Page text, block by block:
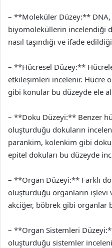
– **Moleküler Düzey:**
biyomoleküllerin incelendiği
nasıl taşındığı ve ifade
– **Hücresel Düzey:**
etkileşimleri incelenir. Hücre
gibi konular bu düzeyde ele
– **Doku Düzeyi:** Benzer
oluşturduğu dokuların
parankim, kolenkim gibi
epitel dokuları bu düzeyde
– **Organ Düzeyi:** Farklı
oluşturduğu organların işlevi
akciğer, böbrek gibi organlar
– **Organ Sistemleri
oluşturduğu sistemler